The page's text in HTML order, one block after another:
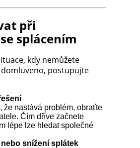
při
splácením
kdy nemůžete
postupujte
že nastává problém, obraťte
Čím dříve začnete
lépe lze hledat společné
snížení splátek